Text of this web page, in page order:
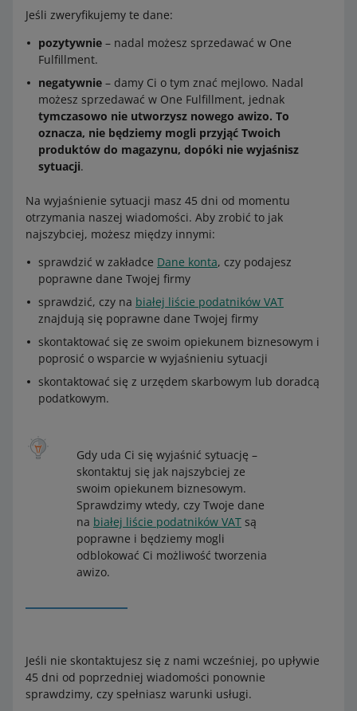
Jeśli zweryfikujemy te dane:
pozytywnie – nadal możesz sprzedawać w One
Fulfillment.
negatywnie – damy Ci o tym znać mejlowo. Nadal
możesz sprzedawać w One Fulfillment, jednak
tymczasowo nie utworzysz nowego awizo. To
oznacza, nie będziemy mogli przyjąć Twoich
produktów do magazynu, dopóki nie wyjaśnisz
sytuacji.
Na wyjaśnienie sytuacji masz 45 dni od momentu
otrzymania naszej wiadomości. Aby zrobić to jak
najszybciej, możesz między innymi:
sprawdzić w zakładce Dane konta, czy podajesz
poprawne dane Twojej firmy
sprawdzić, czy na białej liście podatników VAT
znajdują się poprawne dane Twojej firmy
skontaktować się ze swoim opiekunem biznesowym i
poprosić o wsparcie w wyjaśnieniu sytuacji
skontaktować się z urzędem skarbowym lub doradcą
podatkowym.
Gdy uda Ci się wyjaśnić sytuację –
skontaktuj się jak najszybciej ze
swoim opiekunem biznesowym.
Sprawdzimy wtedy, czy Twoje dane
na białej liście podatników VAT są
poprawne i będziemy mogli
odblokować Ci możliwość tworzenia
awizo.
Jeśli nie skontaktujesz się z nami wcześniej, po upływie
45 dni od poprzedniej wiadomości ponownie
sprawdzimy, czy spełniasz warunki usługi.